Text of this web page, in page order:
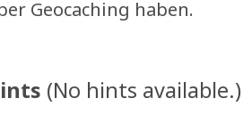
Geocaching haben.
(No hints available.)